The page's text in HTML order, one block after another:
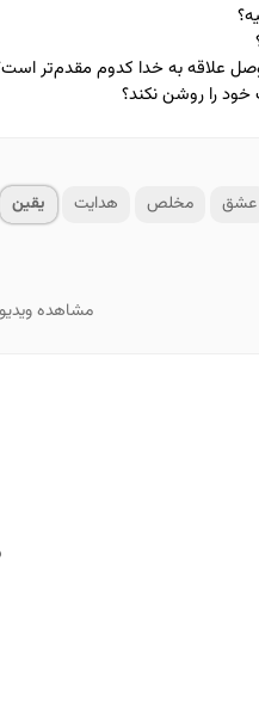
علاقه به خدا کدوم مقدم‌تر
را روشن نکند؟
عشق مخلص هدایت یقین
مشاهده